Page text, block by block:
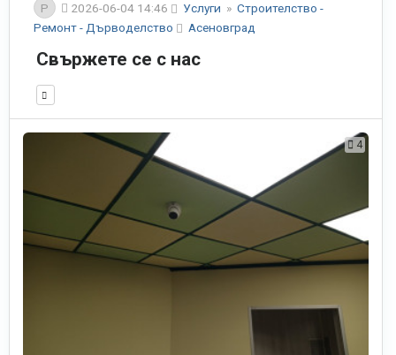
P
2026-06-04 14:46 Услуги » Строителство -
Ремонт - Дърводелство
Асеновград
Свържете се с нас
4